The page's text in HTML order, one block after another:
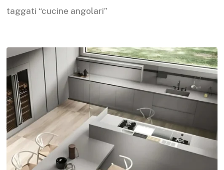
taggati “cucine angolari”